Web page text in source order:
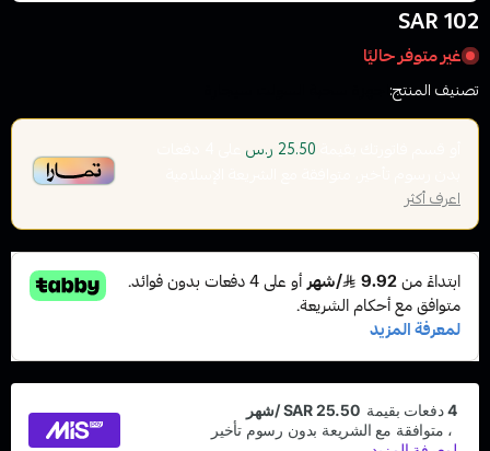
102 SAR
غير متوفر حاليًا
تصنيف المنتج:
25.50 ر.س
اعرف أكثر